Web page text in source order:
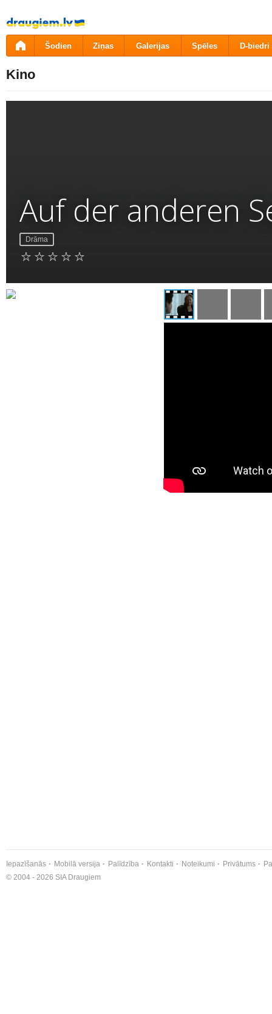
Pāriet
uz
saturu
Šodien Ziņas Galerijas Spēles D-biedri
Kino
Auf der anderen
Drāma
Iepazīšanās Mobilā versija Palīdzība Kontakti Noteikumi Privātums
© 2004 - 2026 SIA Draugiem